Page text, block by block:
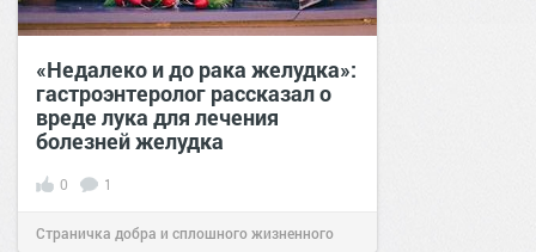
«Недалеко и до рака желудка»:
гастроэнтеролог рассказал о
вреде лука для лечения
болезней желудка
0 1
Страничка добра и сплошного жизненного